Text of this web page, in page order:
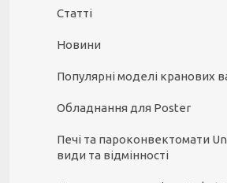
Статті
Новини
Популярні моделі кранових
Обладнання для Poster
Печі та пароконвектомати
види та відмінності